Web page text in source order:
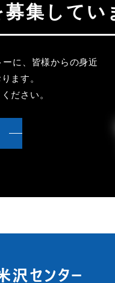
募集してい
に、皆様からの身近
ます。
ださい。